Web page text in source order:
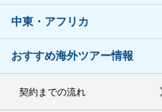
中東・アフリカ
おすすめ海外ツアー情報
契約までの流れ